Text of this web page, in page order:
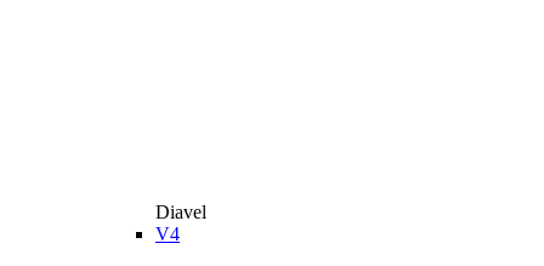
Diavel
V4